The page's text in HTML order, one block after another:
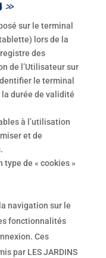
»
sur le terminal
lors de la
des
de l’Utilisateur sur
le terminal
durée de validité
à l’utilisation
et de
type de « cookies »
navigation sur le
fonctionnalités
Ces
par LES JARDINS